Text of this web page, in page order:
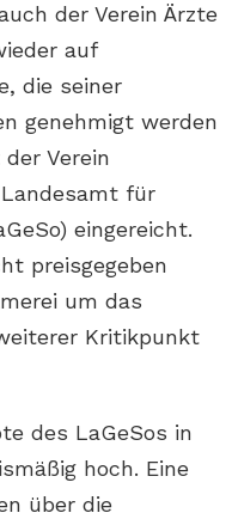
der Verein Ärzte
auf
die seiner
genehmigt werden
Verein
für
eingereicht.
preisgegeben
um das
Kritikpunkt
des LaGeSos in
hoch. Eine
über die